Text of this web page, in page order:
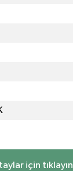
için tıklayın